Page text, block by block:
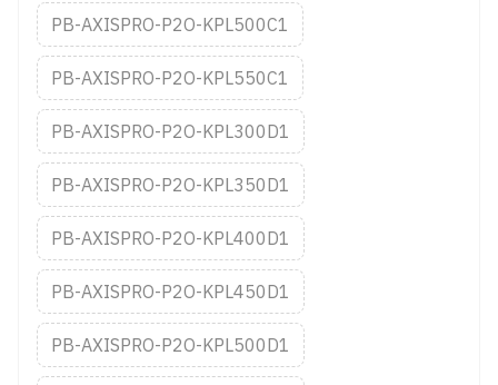
PB-AXISPRO-P2O-KPL500C1
PB-AXISPRO-P2O-KPL550C1
PB-AXISPRO-P2O-KPL300D1
PB-AXISPRO-P2O-KPL350D1
PB-AXISPRO-P2O-KPL400D1
PB-AXISPRO-P2O-KPL450D1
PB-AXISPRO-P2O-KPL500D1